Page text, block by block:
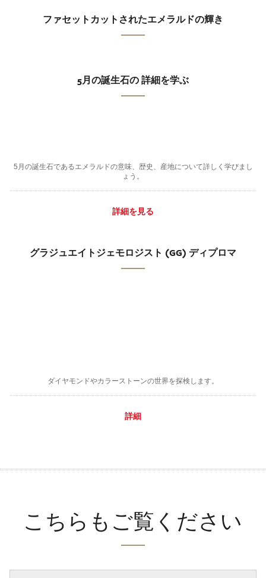
ファセットカットされたエメラルドの輝き
5月の誕生石の 詳細を学ぶ
5月の誕生石であるエメラルドの意味、歴史、産地について詳しく学びまし
ょう。
詳細を見る
グラジュエイトジェモロジスト (GG) ディプロマ
ダイヤモンドやカラーストーンの世界を探検します。
詳細
こちらもご覧ください